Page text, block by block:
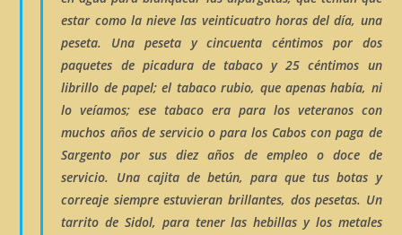
estar como la nieve las veinticuatro horas del día, una
peseta. Una peseta y cincuenta céntimos por dos
paquetes de picadura de tabaco y 25 céntimos un
librillo de papel; el tabaco rubio, que apenas había, ni
lo veíamos; ese tabaco era para los veteranos con
muchos años de servicio o para los Cabos con paga de
Sargento por sus diez años de empleo o doce de
servicio. Una cajita de betún, para que tus botas y
correaje siempre estuvieran brillantes, dos pesetas. Un
tarrito deSidol, para tener las hebillas y los metales